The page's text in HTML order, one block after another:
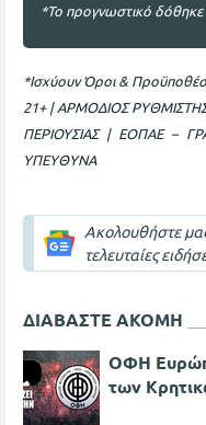
*Το προγνωστικό
*Ισχύουν Όροι &
21+ | ΑΡΜΟΔΙΟΣ
ΠΕΡΙΟΥΣΙΑΣ | ΕΟΠΑΕ –
ΥΠΕΥΘΥΝΑ
Ακολουθήστε
τελευταίες
ΔΙΑΒΑΣΤΕ ΑΚΟΜΗ
ΟΦΗ
των